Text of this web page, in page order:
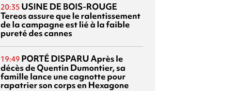
20:35 USINE DE BOIS-ROUGE
Tereos assure que le ralentissement
de la campagne est lié à la faible
pureté des cannes
19:49 PORTÉ DISPARUAprès le
décès de Quentin Dumontier, sa
famille lance une cagnotte pour
rapatrier son corps en Hexagone